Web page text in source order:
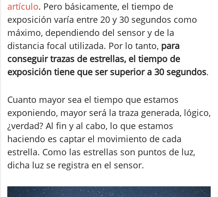
artículo. Pero básicamente, el tiempo de
exposición varía entre 20 y 30 segundos como
máximo, dependiendo del sensor y de la
distancia focal utilizada. Por lo tanto, para
conseguir trazas de estrellas, el tiempo de
exposición tiene que ser superior a 30 segundos.
Cuanto mayor sea el tiempo que estamos
exponiendo, mayor será la traza generada, lógico,
¿verdad? Al fin y al cabo, lo que estamos
haciendo es captar el movimiento de cada
estrella. Como las estrellas son puntos de luz,
dicha luz se registra en el sensor.